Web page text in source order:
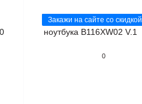
Закажи на сайте со скидкой
0